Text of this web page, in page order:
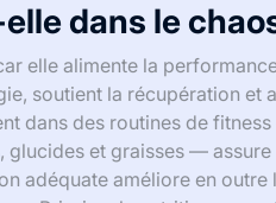
dans le
elle alimente la
soutient la récupération et
dans des routines de
et graisses —
adéquate améliore en